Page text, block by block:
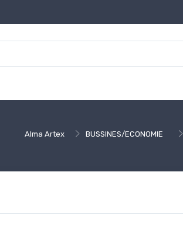
Alma Artex BUSSINES/ECONOMIE